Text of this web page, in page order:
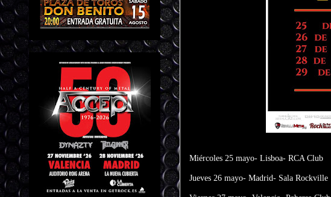
Miércoles 25 mayo- Lisboa- RCA Club
Jueves 26 mayo- Madrid- Sala Rockville